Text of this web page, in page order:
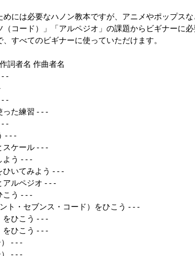
めには必要なハノン教本ですが、アニメやポップス
（コード）」「アルペジオ」の課題からビギナー
すべてのビギナーに使っていただけます。
詞者名 作曲者名
-
-
た練習 - - -
-
- - -
ケール - - -
よう - - -
いてみよう - - -
ルペジオ - - -
こう - - -
ト・セブンス・コード）をひこう - - -
ひこう - - -
ひこう - - -
- - -
- - -